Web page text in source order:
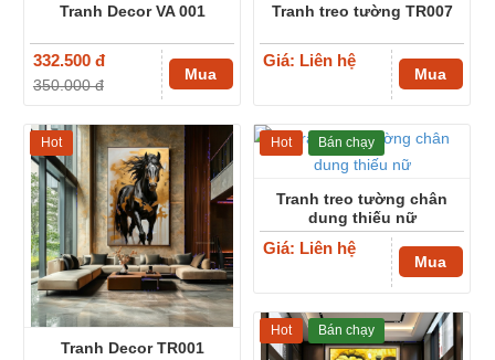
Tranh Decor VA 001
332.500 đ
350.000 đ
Mua
Tranh treo tường TR007
Giá: Liên hệ
Mua
Tranh Decor TR001
Hot
Tranh treo tường chân
dung thiếu nữ
Giá: Liên hệ
Mua
Hot Bán chạy
Hot Bán chạy